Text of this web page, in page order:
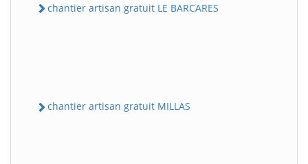
chantier artisan gratuit LE BARCARES
chantier artisan gratuit MILLAS